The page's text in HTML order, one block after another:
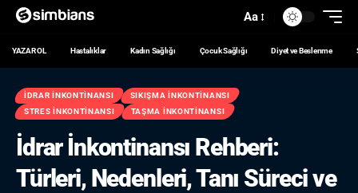
Aa
YAZAR OL Hastalıklar Kadın Sağlığı Çocuk Sağlığı Diyet ve Beslenme
İDRAR İNKONTINANSI
SIKIŞMA İNKONTINANSI
STRES İNKONTINANSI
TAŞMA İNKONTINANSI
İdrar İnkontinansı Rehberi:
Türleri, Nedenleri, Tanı Süreci ve